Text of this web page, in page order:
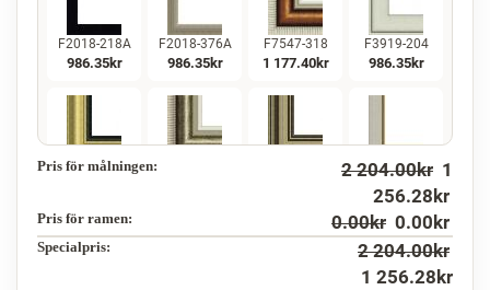
F2018-218A
986.35kr
F2018-376A
986.35kr
F7547-318
1 177.40kr
F3919-204
986.35kr
F5130-234 F3013-236
1 047.83kr
Pris för målningen: 2 204.00kr 1
256.28 kr
Pris för ramen: 0.00kr 0.00 kr
Specialpris: 2 204.00kr
1 256.28 kr